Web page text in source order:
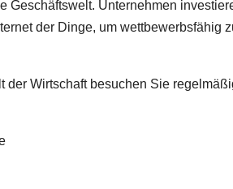
Geschäftswelt. Unternehmen
der Dinge, um wettbewerbsfähig
der Wirtschaft besuchen Sie